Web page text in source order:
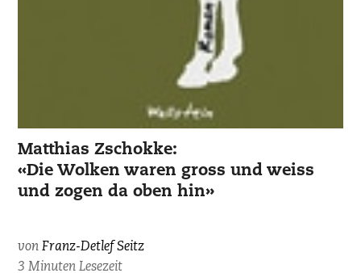
Matthias Zschokke:
«Die Wolken waren gross und weiss
und zogen da oben hin»
vonFranz-Detlef Seitz
3 Minuten Lesezeit